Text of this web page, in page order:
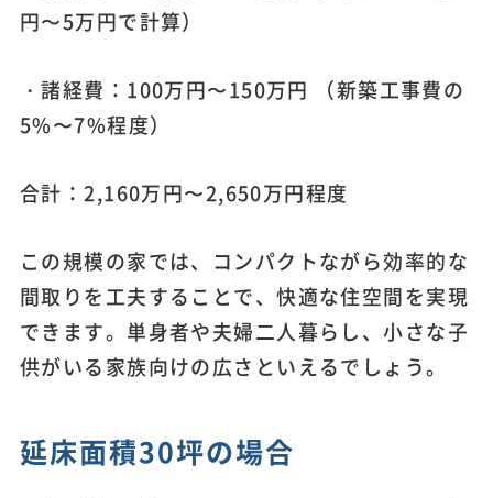
円〜5万円で計算）
・諸経費：100万円〜150万円 （新築工事費の
5%〜7%程度）
合計：2,160万円〜2,650万円程度
この規模の家では、コンパクトながら効率的な
間取りを工夫することで、快適な住空間を実現
できます。単身者や夫婦二人暮らし、小さな子
供がいる家族向けの広さといえるでしょう。
延床面積30坪の場合